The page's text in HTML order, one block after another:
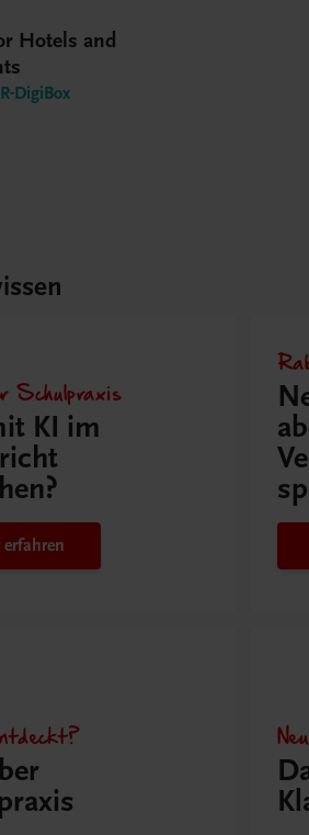
Hotels and
DigiBox
Schulpraxis
KI im
erfahren